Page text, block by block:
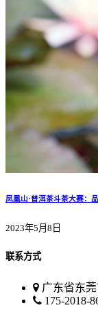
凤凰山·普洱茶斗茶大赛：
2023年5月8日
联系方式
广东省东
175-2018-